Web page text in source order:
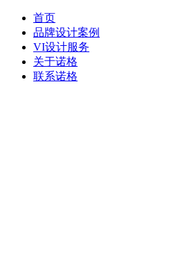
首页
品牌设计案例
VI设计服务
关于诺格
联系诺格